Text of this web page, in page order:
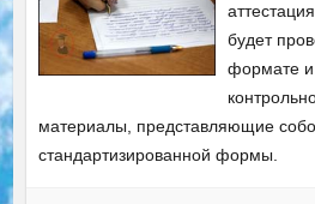
будет
формате и
материалы, представляющие
стандартизированной формы.